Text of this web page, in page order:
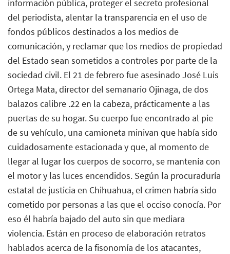
información pública, proteger el secreto profesional
del periodista, alentar la transparencia en el uso de
fondos públicos destinados a los medios de
comunicación, y reclamar que los medios de propiedad
del Estado sean sometidos a controles por parte de la
sociedad civil. El 21 de febrero fue asesinado José Luis
Ortega Mata, director del semanario Ojinaga, de dos
balazos calibre .22 en la cabeza, prácticamente a las
puertas de su hogar. Su cuerpo fue encontrado al pie
de su vehículo, una camioneta minivan que había sido
cuidadosamente estacionada y que, al momento de
llegar al lugar los cuerpos de socorro, se mantenía con
el motor y las luces encendidos. Según la procuraduría
estatal de justicia en Chihuahua, el crimen habría sido
cometido por personas a las que el occiso conocía. Por
eso él habría bajado del auto sin que mediara
violencia. Están en proceso de elaboración retratos
hablados acerca de la fisonomía de los atacantes,